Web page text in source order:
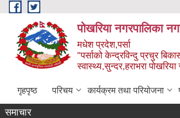
Skip to main content
पोखरिया नगरपालिका
मधेश प्रदेश,पर्सा
"पर्साको केन्द्रविन्दु प्रचुर
स्वास्थ्य,सुन्दर,हराभरा
गृहपृष्ठ परिचय कार्यक्रम तथा परियोजना
समाचार